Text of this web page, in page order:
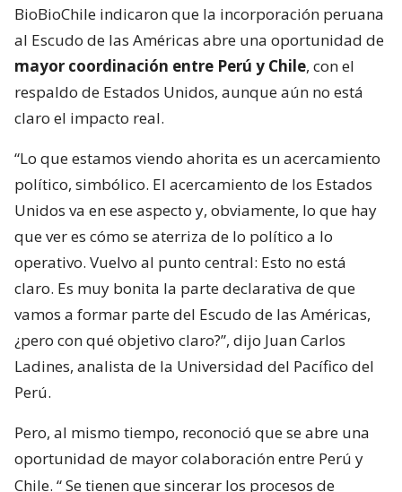
BioBioChile indicaron que la incorporación peruana
al Escudo de las Américas abre una oportunidad de
mayor coordinación entre Perú y Chile, con el
respaldo de Estados Unidos, aunque aún no está
claro el impacto real.
“Lo que estamos viendo ahorita es un acercamiento
político, simbólico. El acercamiento de los Estados
Unidos va en ese aspecto y, obviamente, lo que hay
que ver es cómo se aterriza de lo político a lo
operativo. Vuelvo al punto central: Esto no está
claro. Es muy bonita la parte declarativa de que
vamos a formar parte del Escudo de las Américas,
¿pero con qué objetivo claro?”, dijo Juan Carlos
Ladines, analista de la Universidad del Pacífico del
Perú.
Pero, al mismo tiempo, reconoció que se abre una
oportunidad de mayor colaboración entre Perú y
Chile. “Se tienen que sincerar los procesos de